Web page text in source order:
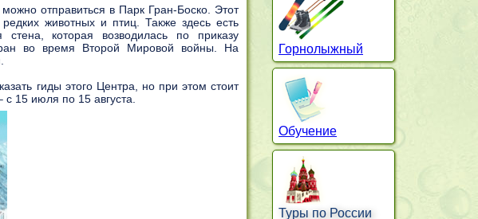
отправиться в Парк Гран-Боско. Этот
животных и птиц. Также здесь есть
стена, которая возводилась по приказу
во время Второй Мировой войны. На
гиды этого Центра, но при этом стоит
15 июля по 15 августа.
Горнолыжный
Обучение
Туры по России